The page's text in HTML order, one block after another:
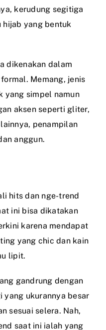
kerudung segitiga
hijab yang bentuk
dikenakan dalam
Memang, jenis
yang simpel namun
aksen seperti gliter,
penampilan
anggun.
hits dan nge-trend
ini bisa dikatakan
karena mendapat
yang chic dan kain
lipit.
gandrung dengan
yang ukurannya besar
sesuai selera. Nah,
saat ini ialah yang